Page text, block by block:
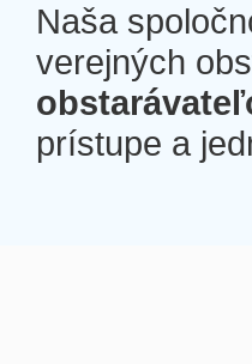
Naša
verejných
prístupe a